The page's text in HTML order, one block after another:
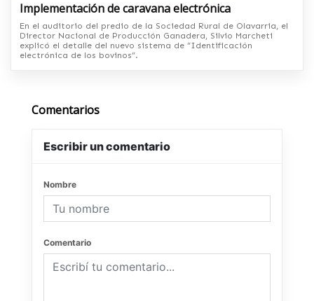
Implementación de caravana electrónica
En el auditorio del predio de la Sociedad Rural de Olavarria, el
Director Nacional de Producción Ganadera, Silvio Marcheti
explicó el detalle del nuevo sistema de “Identificación
electrónica de los bovinos”.
Comentarios
Escribir un comentario
Nombre
Comentario